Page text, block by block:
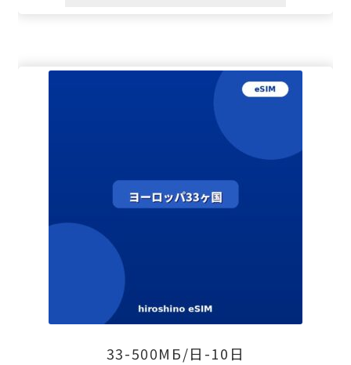
33-500МБ/日-10日